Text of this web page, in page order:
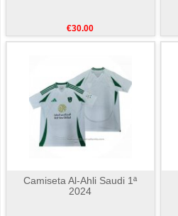
€30.00
Camiseta Al-Ahli Saudi 1ª
2024